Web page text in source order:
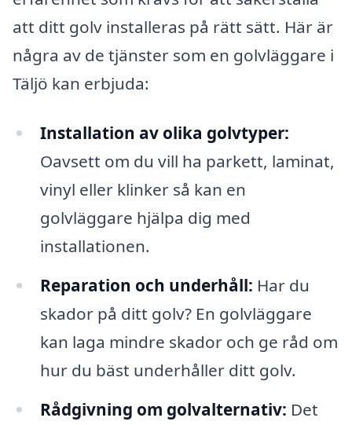
att ditt golv installeras på rätt sätt. Här är
några av de tjänster som en golvläggare i
Täljö kan erbjuda:
Installation av olika golvtyper:
Oavsett om du vill ha parkett, laminat,
vinyl eller klinker så kan en
golvläggare hjälpa dig med
installationen.
Reparation och underhåll: Har du
skador på ditt golv? En golvläggare
kan laga mindre skador och ge råd om
hur du bäst underhåller ditt golv.
Rådgivning om golvalternativ: Det